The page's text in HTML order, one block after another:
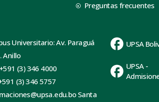
Preguntas frecuentes
Universitario: Av. Paraguá
Anillo
(3) 346 4000
(3) 346 5757
Santa
UPSA
UPSA -